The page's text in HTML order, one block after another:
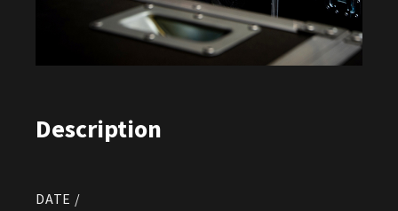
Description
DATE /